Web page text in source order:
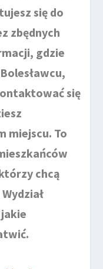
się do
zbędnych
gdzie
się
miejscu. To
chcą